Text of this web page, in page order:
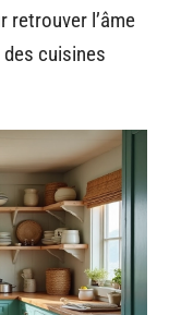
retrouver l’âme
cuisines